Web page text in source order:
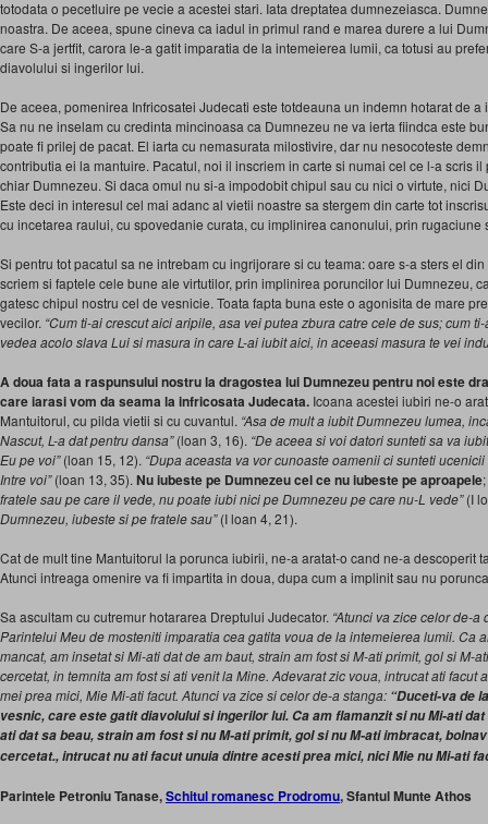
totodata o pecetluire pe ve­cie a acestei stari. Iata dreptatea dumnezeiasca.
noastra. De aceea, spune cineva ca iadul in primul rand e marea durere a lui
care S-a jertfit, carora le-a gatit imparatia de la intemeierea lumii, ca totusi au
diavolului si ingerilor lui.
De aceea, pomenirea Infricosatei Judecati este totdeauna un indemn hotarat de
Sa nu ne inselam cu credinta mincinoasa ca Dumnezeu ne va ierta fiindca este
poate fi prilej de pacat. El iarta cu nemasurata milostivire, dar nu nesocoteste
contributia ei la mantuire. Pacatul, noi il inscriem in carte si numai cel ce l-a scris
chiar Dumnezeu. Si daca omul nu si-a impodobit chipul sau cu nici o virtute, nici
Este deci in interesul cel mai adanc al vietii noastre sa stergem din carte tot
cu incetarea raului, cu spovedanie curata, cu implinirea canonului, prin rugaciune
Si pentru tot pacatul sa ne intrebam cu ingrijorare si cu teama: oare s-a sters el
scriem si fap­tele cele bune ale virtutilor, prin implinirea poruncilor lui Dum­nezeu,
gatesc chipul nostru cel de vesnicie. Toata fapta buna este o agonisita de mare
vecilor. “Cum ti-ai crescut aici aripile, asa vei putea zbura catre cele de sus; cum
vedea acolo slava Lui si masura in care L-ai iubit aici, in aceeasi masura te vei
A doua fata a raspunsului nostru la dragostea lui Dumnezeu pentru noi este
care iarasi vom da seama la infricosata Judecata. Icoana acestei iubiri ne-o
Mantuitorul, cu pilda vietii si cu cuvantul. “Asa de mult a iubit Dumnezeu lumea,
Nascut, L-a dat pentru dansa”(loan 3, 16). “De aceea si voi datori sunteti sa va
Eu pe voi”(loan 15, 12). “Dupa aceasta va vor cunoaste oamenii ci sunteti
Intre voi”(loan 13, 35). Nu iubeste pe Dumnezeu cel ce nu iubeste pe aproapele;
fratele sau pe care il vede, nu poate iubi nici pe Dumnezeu pe care nu-L vede”(I
Dumnezeu, iubeste si pe fra­tele sau”(I loan 4, 21).
Cat de mult tine Mantuitorul la porunca iubirii, ne-a aratat-o cand ne-a descoperit
Atunci intreaga omenire va fi impartita in doua, dupa cum a implinit sau nu
Sa ascultam cu cutremur hotararea Dreptului Judecator. “Atunci va zice celor de-
Parintelui Meu de mosteniti imparatia cea gatita voua de la intemeierea lumii. Ca
mancat, am insetat si Mi-ati dat de am baut, strain am fost si M-ati primit, gol si M-
cercetat, in temnita am fost si ati venit la Mine. Adevarat zic voua, intrucat ati facut
mei prea mici, Mie Mi-ati facut. Atunci va zice si celor de-a stanga: “Duceti-va de
vesnic, care este gatit diavolului si ingerilor lui. Ca am flamanzit si nu Mi-ati
ati dat sa beau, strain am fost si nu M-ati primit, gol si nu M-ati imbracat,
cercetat., intrucat nu ati facut unuia dintre acesti prea mici, nici Mie nu Mi-ati
Parintele Petroniu Tanase,Schitul romanesc Prodromu, Sfantul Munte Athos